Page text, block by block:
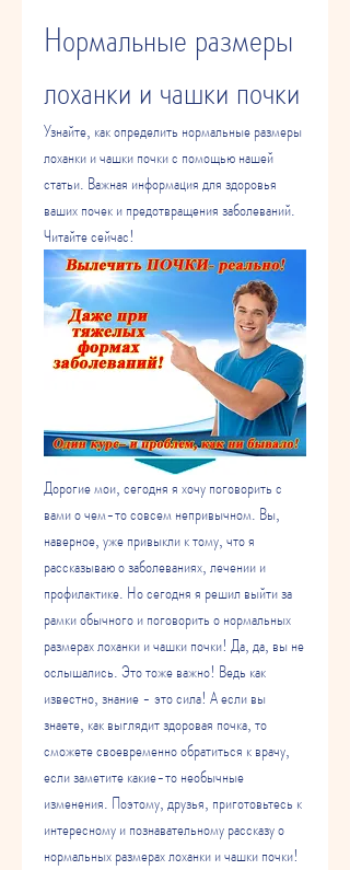
Нормальные размеры
лоханки и чашки почки
Узнайте, как определить нормальные размеры
лоханки и чашки почки с помощью нашей
статьи. Важная информация для здоровья
ваших почек и предотвращения заболеваний.
Читайте сейчас!
Дорогие мои, сегодня я хочу поговорить с
вами о чем-то совсем непривычном. Вы,
наверное, уже привыкли к тому, что я
рассказываю о заболеваниях, лечении и
профилактике. Но сегодня я решил выйти за
рамки обычного и поговорить о нормальных
размерах лоханки и чашки почки! Да, да, вы не
ослышались. Это тоже важно! Ведь как
известно, знание - это сила! А если вы
знаете, как выглядит здоровая почка, то
сможете своевременно обратиться к врачу,
если заметите какие-то необычные
изменения. Поэтому, друзья, приготовьтесь к
интересному и познавательному рассказу о
нормальных размерах лоханки и чашки почки!